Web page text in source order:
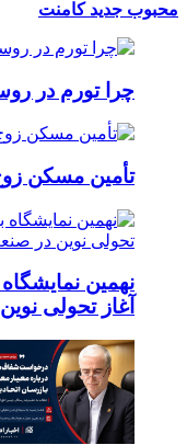
محبوب جدیدکامنت
چرا تورم در
تأمین مسکن
نهمین
آغاز تحولی